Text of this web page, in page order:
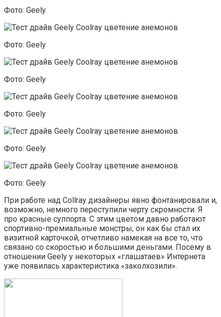
Фото: Geely
Фото: Geely
Фото: Geely
Фото: Geely
Фото: Geely
Фото: Geely
При работе над Collray дизайнеры явно фонтанировали и,
возможно, немного переступили черту скромности. Я
про красные суппорта. С этим цветом давно работают
спортивно-премиальные монстры, он как бы стал их
визитной карточкой, отчетливо намекая на все то, что
связано со скоростью и большими деньгами. Посему в
отношении Geely у некоторых «глашатаев» Интернета
уже появилась характеристика «заколхозили».